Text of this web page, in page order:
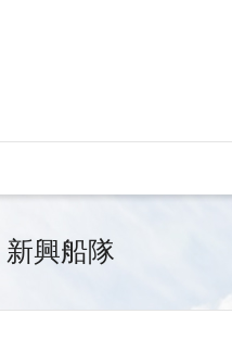
新興船隊